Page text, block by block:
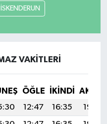
İSKENDERUN
VAKITLERI
ÖĞLE İKINDI
12:47 16:35
19:54